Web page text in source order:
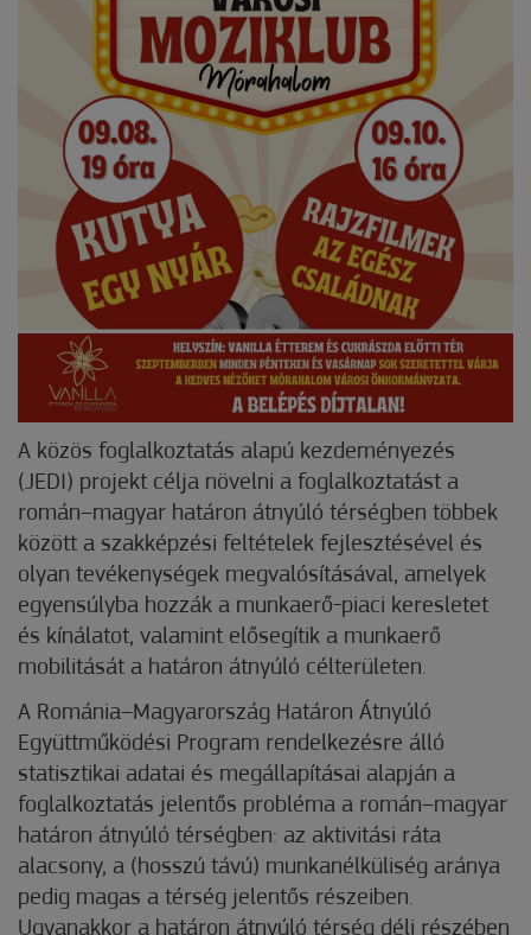
A közös foglalkoztatás alapú kezdeményezés
(JEDI) projekt célja növelni a foglalkoztatást a
román–magyar határon átnyúló térségben többek
között a szakképzési feltételek fejlesztésével és
olyan tevékenységek megvalósításával, amelyek
egyensúlyba hozzák a munkaerő-piaci keresletet
és kínálatot, valamint elősegítik a munkaerő
mobilitását a határon átnyúló célterületen.
A Románia–Magyarország Határon Átnyúló
Együttműködési Program rendelkezésre álló
statisztikai adatai és megállapításai alapján a
foglalkoztatás jelentős probléma a román–magyar
határon átnyúló térségben: az aktivitási ráta
alacsony, a (hosszú távú) munkanélküliség aránya
pedig magas a térség jelentős részeiben.
Ugyanakkor a határon átnyúló térség déli részében